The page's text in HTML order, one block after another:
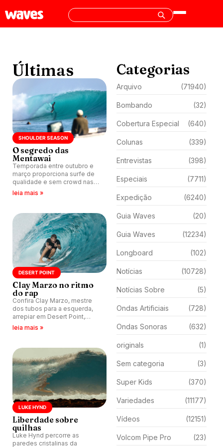
Últimas
SHOULDER SEASON
O segredo das
Mentawai
Temporada entre outubro e
março proporciona surfe de
qualidade e sem crowd nas
Mentawai, Indonésia.
leia mais »
DESERT POINT
Clay Marzo no ritmo
do rap
Confira Clay Marzo, mestre
dos tubos para a esquerda,
arrepiar em Desert Point,
Indonésia.
leia mais »
LUKE HYND
Liberdade sobre
quilhas
Luke Hynd percorre as
paredes cristalinas da
Categorias
Arquivo (71940)
Bombando (32)
Cobertura Especial (640)
Colunas (339)
Entrevistas (398)
Especiais (7711)
Expedição (6240)
Guia Waves (20)
Guia Waves (12234)
Longboard (102)
Notícias (10728)
Notícias Sobre (5)
Ondas Artificiais (728)
Ondas Sonoras (632)
originals (1)
Sem categoria (3)
Super Kids (370)
Variedades (11177)
Vídeos (12151)
Volcom Pipe Pro (23)